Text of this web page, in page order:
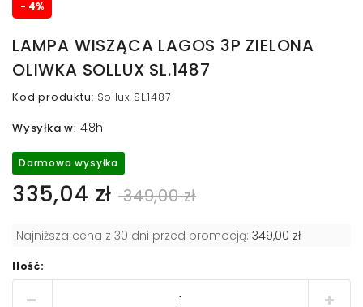
- 4%
LAMPA WISZĄCA LAGOS 3P ZIELONA
OLIWKA SOLLUX SL.1487
Kod produktu: Sollux SL.1487
Wysyłka w: 48h
Darmowa wysyłka
335,04 zł 349,00 zł
Najniższa cena z 30 dni przed promocją: 349,00 zł
Ilość: